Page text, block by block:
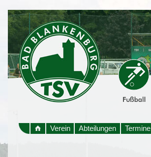
Verein Abteilungen Termine